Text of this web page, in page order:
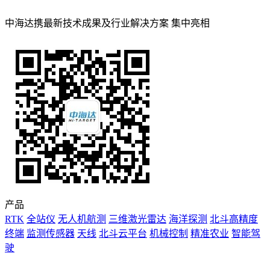
中海达携最新技术成果及行业解决方案 集中亮相
产品
RTK 全站仪 无人机航测 三维激光雷达 海洋探测 北斗高精度
终端 监测传感器 天线 北斗云平台 机械控制 精准农业 智能驾
驶